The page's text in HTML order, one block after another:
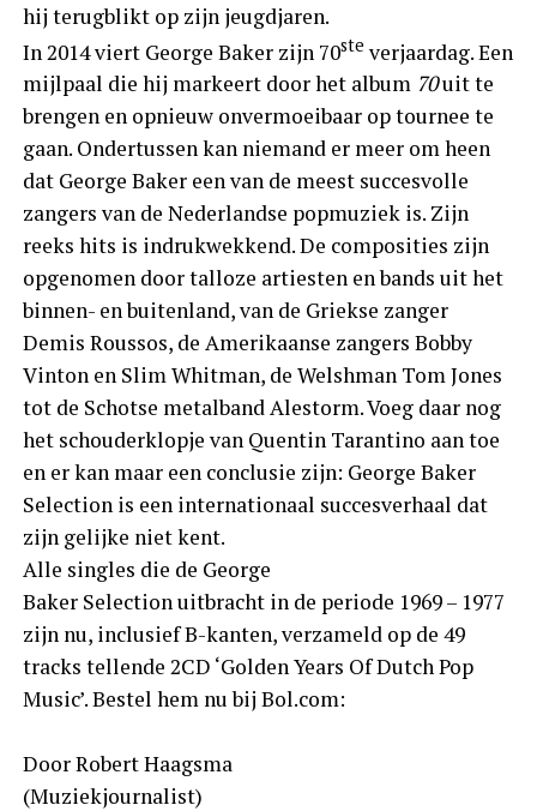
hij terugblikt op zijn jeugdjaren.
In 2014 viert George Baker zijn 70ste verjaardag. Een
mijlpaal die hij markeert door het album 70uit te
brengen en opnieuw onvermoeibaar op tournee te
gaan. Ondertussen kan niemand er meer om heen
dat George Baker een van de meest succesvolle
zangers van de Nederlandse popmuziek is. Zijn
reeks hits is indrukwekkend. De composities zijn
opgenomen door talloze artiesten en bands uit het
binnen- en buitenland, van de Griekse zanger
Demis Roussos, de Amerikaanse zangers Bobby
Vinton en Slim Whitman, de Welshman Tom Jones
tot de Schotse metalband Alestorm. Voeg daar nog
het schouderklopje van Quentin Tarantino aan toe
en er kan maar een conclusie zijn: George Baker
Selection is een internationaal succesverhaal dat
zijn gelijke niet kent.
Alle singles die de George
Baker Selection uitbracht in de periode 1969 – 1977
zijn nu, inclusief B-kanten, verzameld op de 49
tracks tellende 2CD ‘Golden Years Of Dutch Pop
Music’. Bestel hem nu bij Bol.com:
Door Robert Haagsma
(Muziekjournalist)